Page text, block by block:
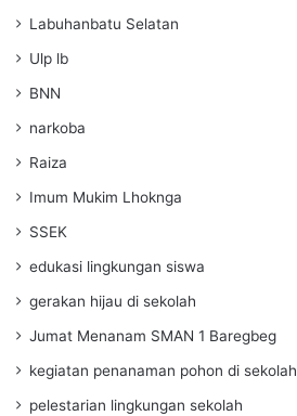
Labuhanbatu Selatan
Ulp lb
BNN
narkoba
Raiza
Imum Mukim Lhoknga
SSEK
edukasi lingkungan siswa
gerakan hijau di sekolah
Jumat Menanam SMAN 1 Baregbeg
kegiatan penanaman pohon di sekolah
pelestarian lingkungan sekolah